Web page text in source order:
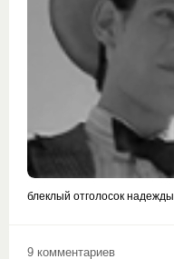
блеклый отголосок надежды.
9 комментариев